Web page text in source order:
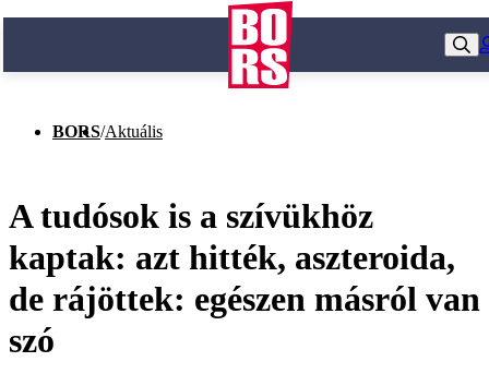
BORS/Aktuális
A tudósok is a szívükhöz
kaptak: azt hitték, aszteroida,
de rájöttek: egészen másról van
szó